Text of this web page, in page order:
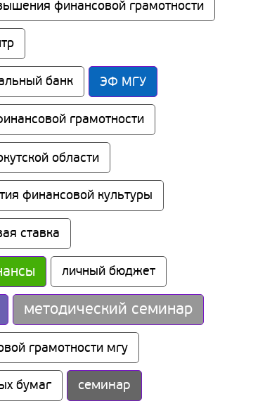
финансовой грамотности
банк ЭФ МГУ
грамотности
области
финансовой культуры
ставка
личный бюджет
методический семинар
грамотности мгу
бумаг семинар